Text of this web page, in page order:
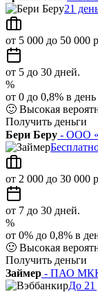
21
от 5 000 до 50 000
от 5 до 30 дней.
%
от 0 до 0,8% в
🙂 Высокая
Получить деньги
Бери Беру - ООО
от 2 000 до 30 000
от 7 до 30 дней.
%
от 0% до 0,8% в
🙂 Высокая
Получить деньги
Займер - ПАО
До 21